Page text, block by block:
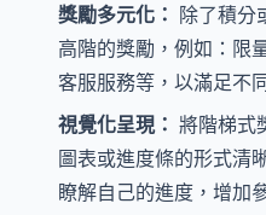
獎勵多元化： 除了積分
高階的獎勵，例如：限
客服服務等，以滿足不
視覺化呈現： 將階梯式
圖表或進度條的形式清
瞭解自己的進度，增加